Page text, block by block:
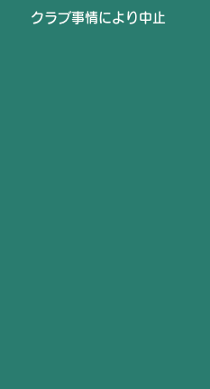
クラブ事情により中止